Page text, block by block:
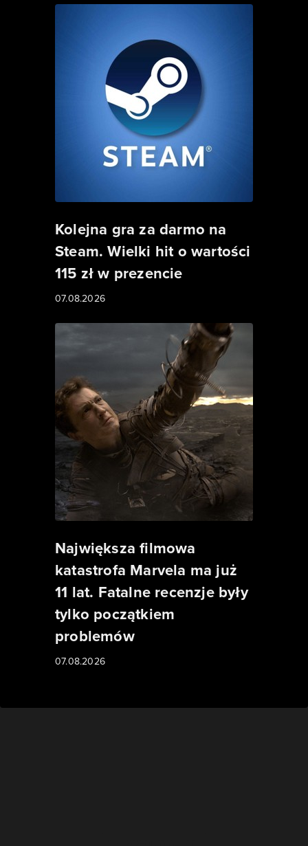
Kolejna gra za darmo na
Steam. Wielki hit o wartości
115 zł w prezencie
07.08.2026
Największa filmowa
katastrofa Marvela ma już
11 lat. Fatalne recenzje były
tylko początkiem
problemów
07.08.2026